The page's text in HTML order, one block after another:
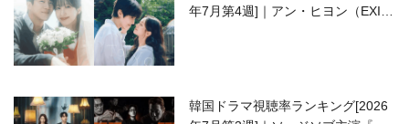
年7月第4週]｜アン・ヒヨン（EXID
韓国ドラマ視聴率ランキング[2026